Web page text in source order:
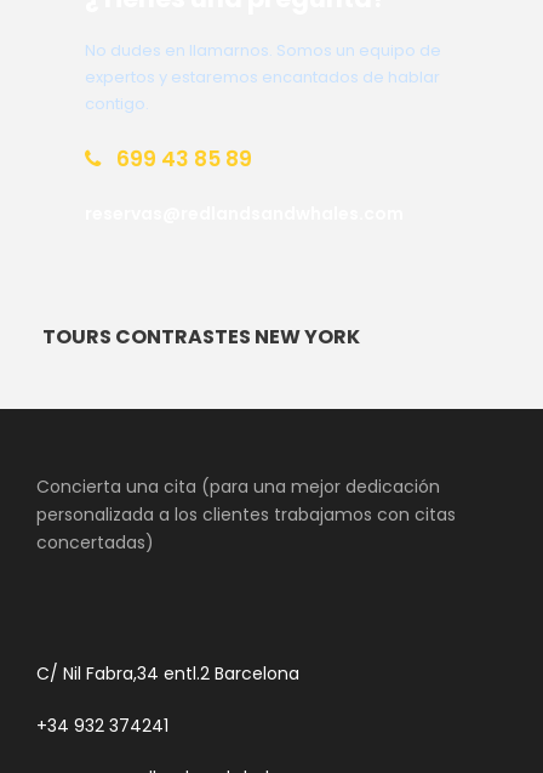
No dudes en llamarnos. Somos un equipo de
expertos y estaremos encantados de hablar
contigo.
699 43 85 89
TOURS CONTRASTES NEW YORK
Concierta una cita (para una mejor dedicación
personalizada a los clientes trabajamos con citas
concertadas)
C/ Nil Fabra,34 entl.2 Barcelona
+34 932 374241